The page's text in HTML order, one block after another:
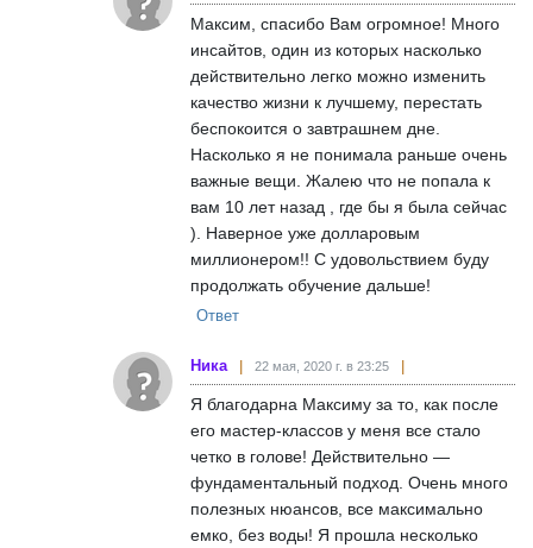
Максим, спасибо Вам огромное! Много
инсайтов, один из которых насколько
действительно легко можно изменить
качество жизни к лучшему, перестать
беспокоится о завтрашнем дне.
Насколько я не понимала раньше очень
важные вещи. Жалею что не попала к
вам 10 лет назад , где бы я была сейчас
). Наверное уже долларовым
миллионером!! С удовольствием буду
продолжать обучение дальше!
Ответ
Ника 22 мая, 2020 г. в 23:25
Я благодарна Максиму за то, как после
его мастер-классов у меня все стало
четко в голове! Действительно —
фундаментальный подход. Очень много
полезных нюансов, все максимально
емко, без воды! Я прошла несколько